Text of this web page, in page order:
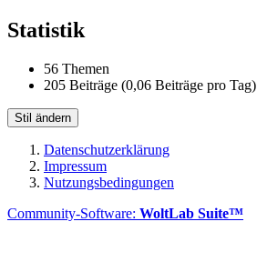
Statistik
56 Themen
205 Beiträge (0,06 Beiträge pro Tag)
Stil ändern
Datenschutzerklärung
Impressum
Nutzungsbedingungen
Community-Software: WoltLab Suite™